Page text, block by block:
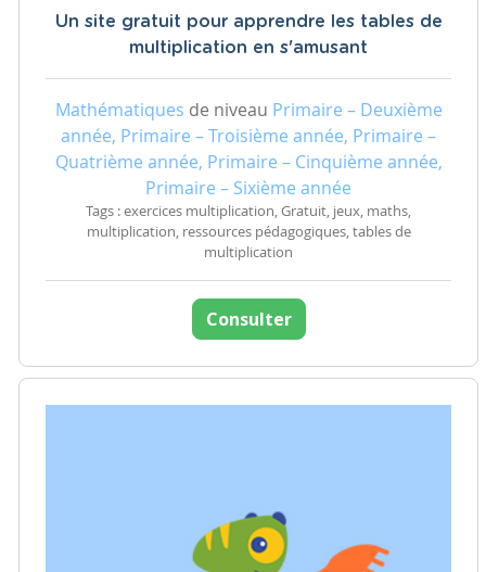
Un site gratuit pour apprendre les tables de
multiplication en s'amusant
Mathématiques de niveau Primaire – Deuxième
année, Primaire – Troisième année, Primaire –
Quatrième année, Primaire – Cinquième année,
Primaire – Sixième année
Tags : exercices multiplication, Gratuit, jeux, maths,
multiplication, ressources pédagogiques, tables de
multiplication
Consulter